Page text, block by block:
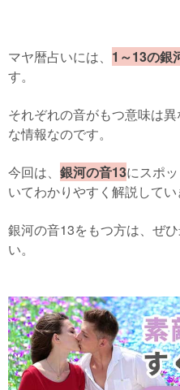
マヤ暦占いには、 1～13の銀
す。
それぞれの音がもつ意味は
な情報なのです。
今回は、 銀河の音13にスポッ
いてわかりやすく解説してい
銀河の音13をもつ方は、ぜ
い。